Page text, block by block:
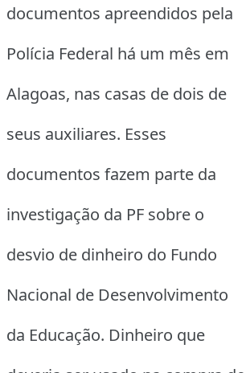
documentos apreendidos pela
Polícia Federal há um mês em
Alagoas, nas casas de dois de
seus auxiliares. Esses
documentos fazem parte da
investigação da PF sobre o
desvio de dinheiro do Fundo
Nacional de Desenvolvimento
da Educação. Dinheiro que